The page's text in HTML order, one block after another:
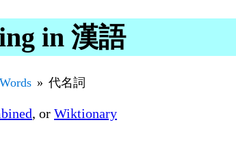
in 漢語
Words 代名詞
, or Wiktionary